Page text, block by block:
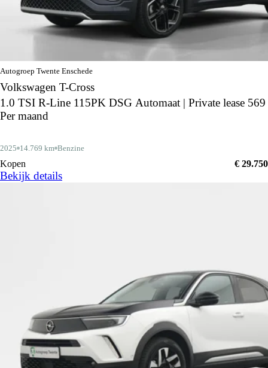
Autogroep Twente Enschede
Volkswagen T-Cross
1.0 TSI R-Line 115PK DSG Automaat | Private lease 569
Per maand
2025 14.769 km Benzine
Kopen € 29.750
Bekijk details